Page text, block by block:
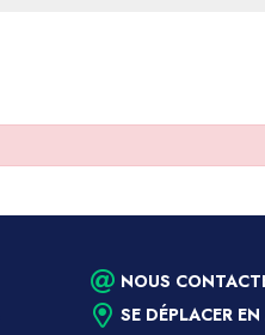
NOUS
SE DÉPLACER